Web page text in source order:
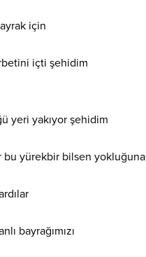
için
içti şehidim
yeri yakıyor şehidim
bu yürekbir bilsen yokluğuna
bayrağımızı